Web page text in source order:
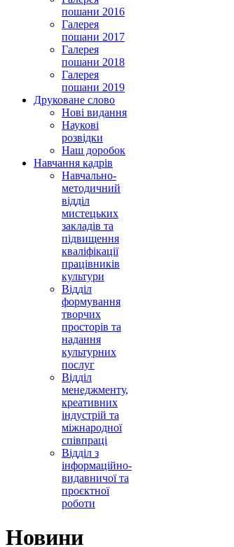
пошани 2016
Галерея
пошани 2017
Галерея
пошани 2018
Галерея
пошани 2019
Друковане слово
Нові видання
Наукові
розвідки
Наш доробок
Навчання кадрів
Навчально-
методичний
відділ
мистецьких
закладів та
підвищення
кваліфікації
працівників
культури
Відділ
формування
творчих
просторів та
надання
культурних
послуг
Відділ
менеджменту,
креативних
індустрій та
міжнародної
співпраці
Відділ з
інформаційно-
видавничої та
проєктної
роботи
Новини